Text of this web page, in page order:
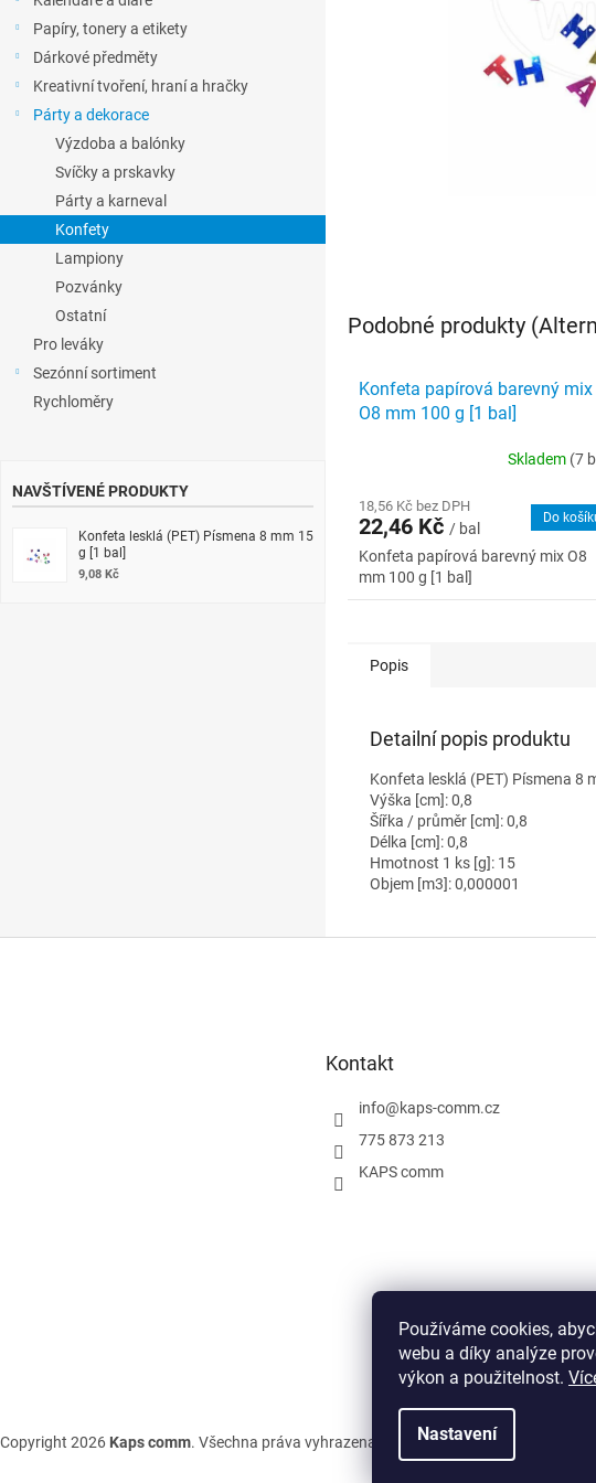
Používáme cookies,
webu a díky analýze
výkon a použitelnost.
Nastavení
Papíry, tonery a etikety
Dárkové předměty
Kreativní tvoření, hraní a hračky
Párty a dekorace
Výzdoba a balónky
Svíčky a prskavky
Párty a karneval
Konfety
Lampiony
Pozvánky
Ostatní
Pro leváky
Sezónní sortiment
Rychloměry
NAVŠTÍVENÉ PRODUKTY
Konfeta lesklá (PET) Písmena 8 mm 15
g [1 bal]
9,08 Kč
Podobné produkty
Konfeta papírová barevný mix
O8 mm 100 g [1 bal]
Skladem (7
18,56 Kč bez DPH
22,46 Kč / bal
Do
Konfeta papírová barevný mix O8
mm 100 g [1 bal]
Popis
Detailní popis produktu
Konfeta lesklá (PET) Písmena 8
Výška [cm]: 0,8
Šířka / průměr [cm]: 0,8
Délka [cm]: 0,8
Hmotnost 1 ks [g]: 15
Objem [m3]: 0,000001
Kontakt
info@kaps-comm.cz
775 873 213
KAPS comm
Copyright 2026 Kaps comm. Všechna práva vyhrazena.